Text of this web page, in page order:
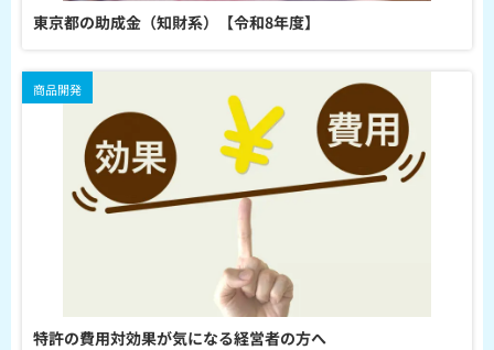
東京都の助成金（知財系）【令和8年度】
特許の費用対効果が気になる経営者の方へ
商品開発